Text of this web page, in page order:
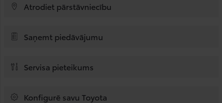
Atrodiet pārstāvniecību
Saņemt piedāvājumu
Servisa pieteikums
Konfigurē savu Toyota